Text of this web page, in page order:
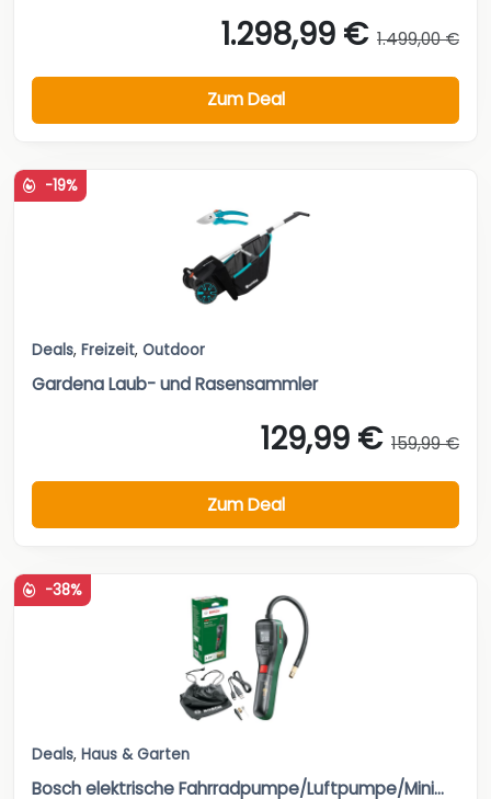
1.298,99 € 1.499,00 €
Zum Deal
-19%
Deals, Freizeit, Outdoor
Gardena Laub- und Rasensammler
129,99 € 159,99 €
Zum Deal
-38%
Deals, Haus & Garten
Bosch elektrische Fahrradpumpe/Luftpumpe/Mini...